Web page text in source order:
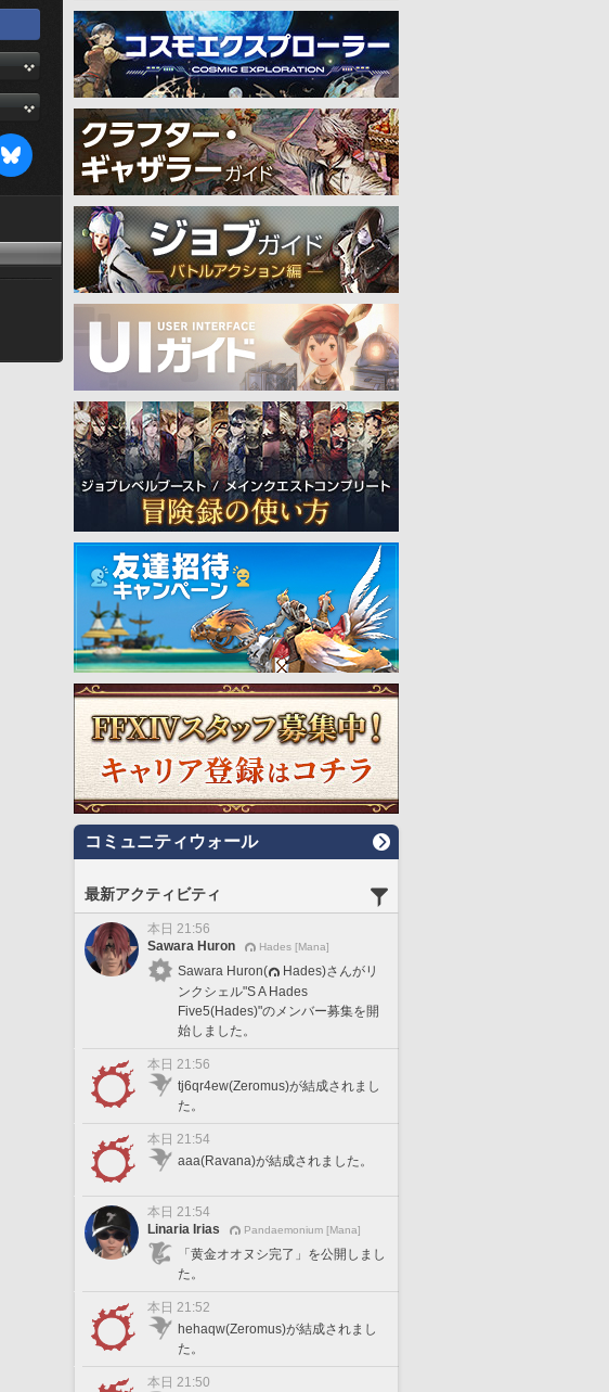
コミュニティウォール
最新アクティビティ
本日 21:56
Sawara Huron
Hades [Mana]
Sawara Huron(
Hades)さんがリ
ンクシェル"S A Hades
Five5(Hades)"のメンバー募集を開
始しました。
本日 21:56
tj6qr4ew(Zeromus)が結成されまし
た。
本日 21:54
aaa(Ravana)が結成されました。
本日 21:54
Linaria Irias
Pandaemonium [Mana]
「黄金オオヌシ完了」を公開しまし
た。
本日 21:52
hehaqw(Zeromus)が結成されまし
た。
本日 21:50